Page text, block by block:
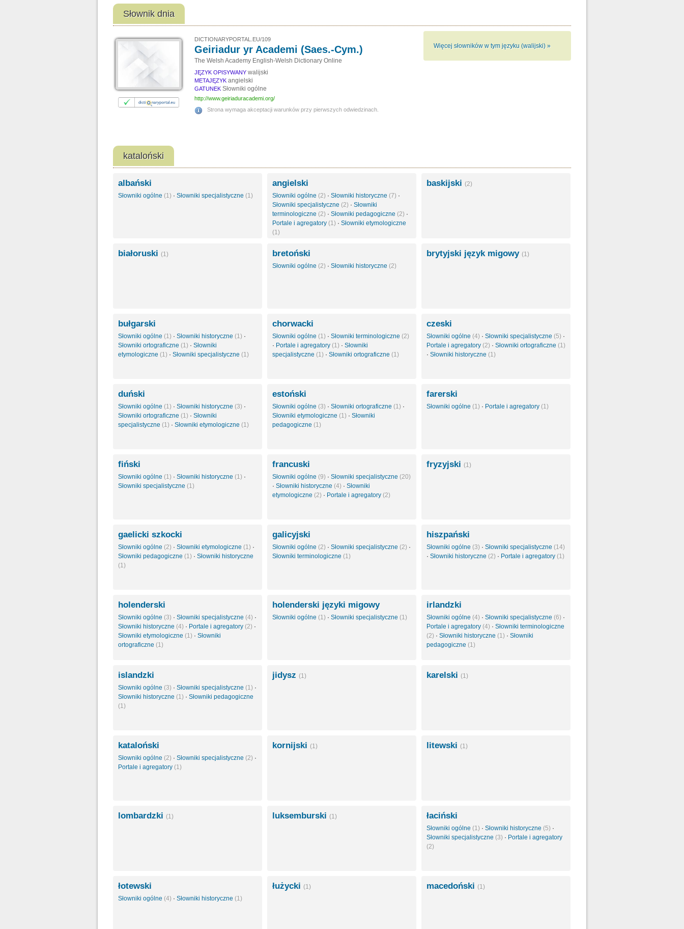
Słownik dnia
Więcej słowników w tym języku (walijski) »
DICTIONARYPORTAL.EU/109
Geiriadur yr Academi (Saes.-Cym.)
The Welsh Academy English-Welsh Dictionary Online
JĘZYK OPISYWANY walijski
METAJĘZYK angielski
GATUNEK Słowniki ogólne
http://www.geiriaduracademi.org/
Strona wymaga akceptacji warunków przy pierwszych odwiedzinach.
kataloński
albański
Słowniki ogólne (1) · Słowniki specjalistyczne (1)
angielski
Słowniki ogólne (2) · Słowniki historyczne (7) ·
Słowniki specjalistyczne (2) · Słowniki
terminologiczne (2) · Słowniki pedagogiczne (2) ·
Portale i agregatory (1) · Słowniki etymologiczne
(1)
baskijski (2)
białoruski (1) bretoński
Słowniki ogólne (2) · Słowniki historyczne (2)
brytyjski język migowy (1)
bułgarski
Słowniki ogólne (1) · Słowniki historyczne (1) ·
Słowniki ortograficzne (1) · Słowniki
etymologiczne (1) · Słowniki specjalistyczne (1)
chorwacki
Słowniki ogólne (1) · Słowniki terminologiczne (2)
· Portale i agregatory (1) · Słowniki
specjalistyczne (1) · Słowniki ortograficzne (1)
czeski
Słowniki ogólne (4) · Słowniki specjalistyczne (5) ·
Portale i agregatory (2) · Słowniki ortograficzne (1)
· Słowniki historyczne (1)
duński
Słowniki ogólne (1) · Słowniki historyczne (3) ·
Słowniki ortograficzne (1) · Słowniki
specjalistyczne (1) · Słowniki etymologiczne (1)
estoński
Słowniki ogólne (3) · Słowniki ortograficzne (1) ·
Słowniki etymologiczne (1) · Słowniki
pedagogiczne (1)
farerski
Słowniki ogólne (1) · Portale i agregatory (1)
fiński
Słowniki ogólne (1) · Słowniki historyczne (1) ·
Słowniki specjalistyczne (1)
francuski
Słowniki ogólne (9) · Słowniki specjalistyczne (20)
· Słowniki historyczne (4) · Słowniki
etymologiczne (2) · Portale i agregatory (2)
fryzyjski (1)
gaelicki szkocki
Słowniki ogólne (2) · Słowniki etymologiczne (1) ·
Słowniki pedagogiczne (1) · Słowniki historyczne
(1)
galicyjski
Słowniki ogólne (2) · Słowniki specjalistyczne (2) ·
Słowniki terminologiczne (1)
hiszpański
Słowniki ogólne (3) · Słowniki specjalistyczne (14)
· Słowniki historyczne (2) · Portale i agregatory (1)
holenderski
Słowniki ogólne (3) · Słowniki specjalistyczne (4) ·
Słowniki historyczne (4) · Portale i agregatory (2) ·
Słowniki etymologiczne (1) · Słowniki
ortograficzne (1)
holenderski języki migowy
Słowniki ogólne (1) · Słowniki specjalistyczne (1)
irlandzki
Słowniki ogólne (4) · Słowniki specjalistyczne (6) ·
Portale i agregatory (4) · Słowniki terminologiczne
(2) · Słowniki historyczne (1) · Słowniki
pedagogiczne (1)
islandzki
Słowniki ogólne (3) · Słowniki specjalistyczne (1) ·
Słowniki historyczne (1) · Słowniki pedagogiczne
(1)
jidysz (1) karelski (1)
kataloński
Słowniki ogólne (2) · Słowniki specjalistyczne (2) ·
Portale i agregatory (1)
kornijski (1) litewski (1)
lombardzki (1) luksemburski (1) łaciński
Słowniki ogólne (1) · Słowniki historyczne (5) ·
Słowniki specjalistyczne (3) · Portale i agregatory
(2)
łotewski
Słowniki ogólne (4) · Słowniki historyczne (1)
łużycki (1) macedoński (1)